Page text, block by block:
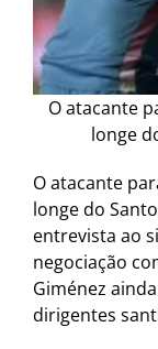
O atacante
longe
O atacante
longe do
entrevista ao
negociação
Giménez
dirigentes